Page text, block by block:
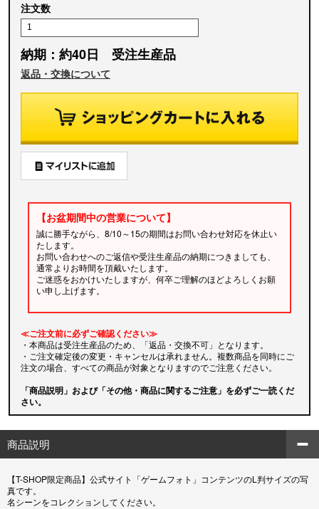
注文数
納期：約40日 受注生産品
返品・交換について
【お盆期間中の営業について】
誠に勝手ながら、8/10～15の期間はお問い合わせ対応を休止い
たします。
お問い合わせへのご返信や受注生産品の納期につきましても、
通常よりお時間を頂戴いたします。
ご迷惑をおかけいたしますが、何卒ご理解のほどよろしくお願
い申し上げます。
≪ご注文前に必ずご確認ください≫
・本商品は受注生産品のため、「返品・交換不可」となります。
・ご注文確定後の変更・キャンセルは承れません。複数商品を同時にご
注文の場合、すべての商品が対象となりますのでご注意ください。
「商品説明」および「その他・商品に関するご注意」を必ずご一読くだ
さい。
商品説明
【T-SHOP限定商品】公式サイト「ゲームフォト」コンテンツのL判サイズの写
真です。
名シーンをコレクションしてください。